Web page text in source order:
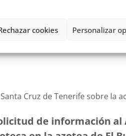
cookies Personalizar
Cruz de Tenerife sobre la
de información al